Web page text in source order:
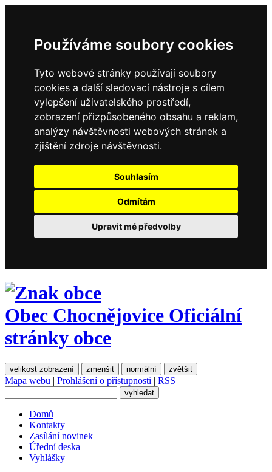
Používáme soubory cookies
Tyto webové stránky používají soubory
cookies a další sledovací nástroje s cílem
vylepšení uživatelského prostředí,
zobrazení přizpůsobeného obsahu a reklam,
analýzy návštěvnosti webových stránek a
zjištění zdroje návštěvnosti.
Souhlasím
Odmítám
Upravit mé předvolby
Obec Chocnějovice Oficiální
stránky obce
velikost zobrazení zmenšit normální zvětšit
Mapa webu | Prohlášení o přístupnosti | RSS
Domů
Kontakty
Zasílání novinek
Úřední deska
Vyhlášky